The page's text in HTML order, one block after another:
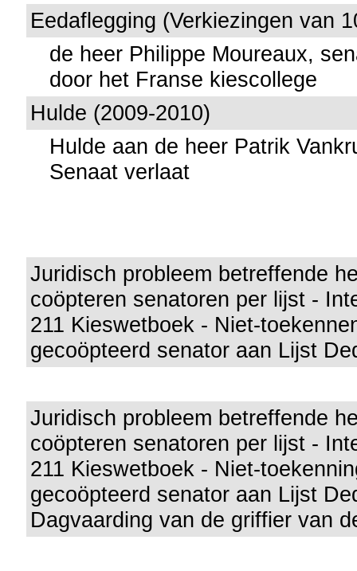
Eedaflegging (Verkiezingen van
de heer Philippe Moureaux,
door het Franse kiescollege
Hulde (2009-2010)
Hulde aan de heer Patrik
Senaat verlaat
Juridisch probleem betreffende
coöpteren senatoren per lijst -
211 Kieswetboek - Niet-
gecoöpteerd senator aan Lijst
Juridisch probleem betreffende
coöpteren senatoren per lijst -
211 Kieswetboek - Niet-
gecoöpteerd senator aan Lijst
Dagvaarding van de griffier van